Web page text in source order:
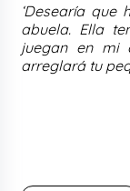
‘Desearía
abuela. Ella
juegan en mi
arreglará tu